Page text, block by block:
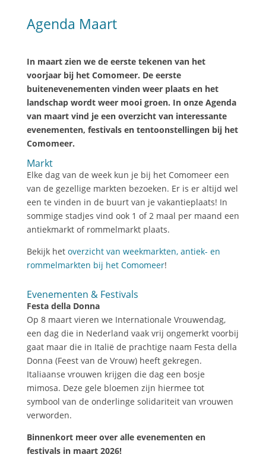
Agenda Maart
In maart zien we de eerste tekenen van het
voorjaar bij het Comomeer. De eerste
buitenevenementen vinden weer plaats en het
landschap wordt weer mooi groen. In onze Agenda
van maart vind je een overzicht van interessante
evenementen, festivals en tentoonstellingen bij het
Comomeer.
Markt
Elke dag van de week kun je bij het Comomeer een
van de gezellige markten bezoeken. Er is er altijd wel
een te vinden in de buurt van je vakantieplaats! In
sommige stadjes vind ook 1 of 2 maal per maand een
antiekmarkt of rommelmarkt plaats.
Bekijk het overzicht van weekmarkten, antiek- en
rommelmarkten bij het Comomeer!
Evenementen & Festivals
Festa della Donna
Op 8 maart vieren we Internationale Vrouwendag,
een dag die in Nederland vaak vrij ongemerkt voorbij
gaat maar die in Italië de prachtige naam Festa della
Donna (Feest van de Vrouw) heeft gekregen.
Italiaanse vrouwen krijgen die dag een bosje
mimosa. Deze gele bloemen zijn hiermee tot
symbool van de onderlinge solidariteit van vrouwen
verworden.
Binnenkort meer over alle evenementen en
festivals in maart 2026!